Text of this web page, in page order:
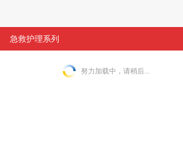
急救护理系列
努力加载中，请稍后...